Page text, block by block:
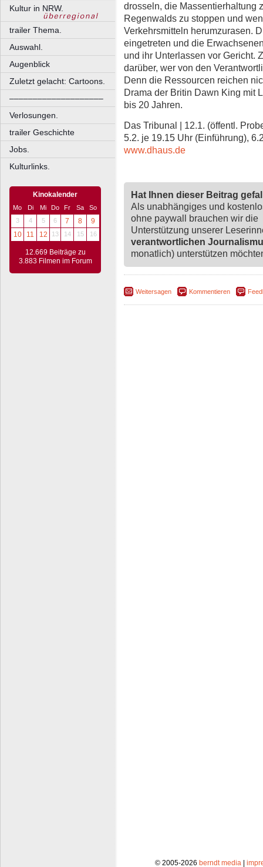
Kultur in NRW.
trailer Thema.
Auswahl.
Augenblick
Zuletzt gelacht: Cartoons.
––––––––––––––––––––
Verlosungen.
trailer Geschichte
Jobs.
Kulturlinks.
Kinokalender
Mo Di Mi Do Fr Sa
So
3
4 5 6 7 8
9
10
11 12 13 14 15 16
12.669 Beiträge zu
3.883 Filmen im Forum
drosseln, die Massentierhaltung
Regenwalds zu stoppen und
Verkehrsmitteln herumzurasen.
eingetreten und die
und ihr Unterlassen vor Gericht.
darüber, wer von den
Denn die Ressourcen reichen
Drama der Britin Dawn King mit
bis 20 Jahren.
Das Tribunal | 12.1. (öffentl.
5.2. je 19.15 Uhr (Einführung),
www.dhaus.de
Hat Ihnen dieser Beitrag
Als unabhängiges und
ohne paywall brauchen wir die
Unterstützung unserer
verantwortlichen
monatlich) unterstützen
Weitersagen Kommentieren
© 2005-2026 berndt media|